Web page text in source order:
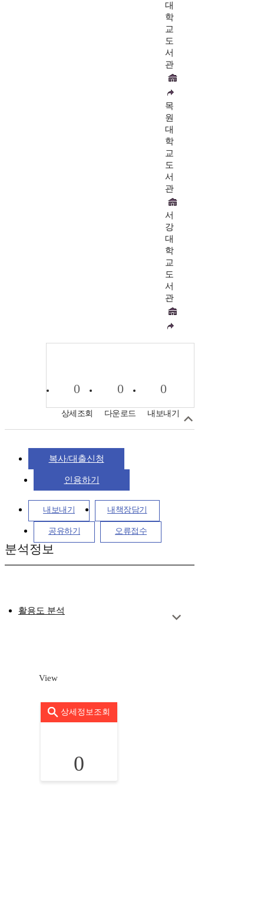
대
학
교
도
서
관
목
원
대
학
교
도
서
관
서
강
대
학
교
도
서
관
0
상세조회
0
다운로드
0
내보내기
복사/대출신청
인용하기
내보내기 내책장담기
공유하기 오류접수
분석정보
활용도 분석
View
상세정보조회
0